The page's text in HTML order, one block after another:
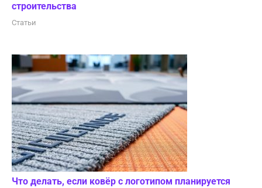
строительства
Статьи
Что делать, если ковёр с логотипом планируется